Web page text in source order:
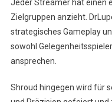
Jeder Streamer hat einen
Zielgruppen anzieht.
strategisches Gameplay
sowohl
ansprechen.
Shroud hingegen wird für